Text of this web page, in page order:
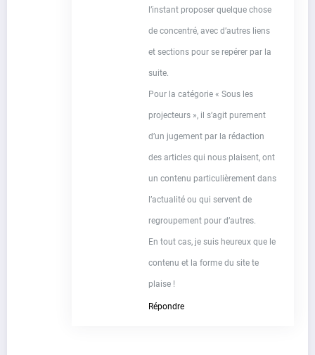
l’instant proposer quelque chose
de concentré, avec d’autres liens
et sections pour se repérer par la
suite.
Pour la catégorie « Sous les
projecteurs », il s’agit purement
d’un jugement par la rédaction
des articles qui nous plaisent, ont
un contenu particulièrement dans
l’actualité ou qui servent de
regroupement pour d’autres.
En tout cas, je suis heureux que le
contenu et la forme du site te
plaise !
Répondre